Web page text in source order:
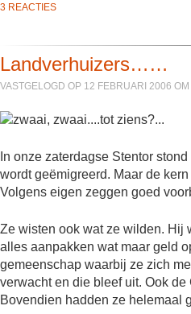
3 REACTIES
Landverhuizers……
VASTGELOGD OP 12 FEBRUARI 2006
In onze zaterdagse Stentor
wordt geëmigreerd. Maar de
Volgens eigen zeggen goed
Ze wisten ook wat ze wilden. Hij
alles aanpakken wat maar geld
gemeenschap waarbij ze zich
verwacht en die bleef uit. Ook
Bovendien hadden ze helemaal